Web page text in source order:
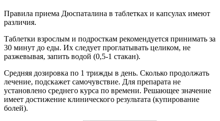
Правила приема Дюспаталина в таблетках и капсулах имеют
различия.
Таблетки взрослым и подросткам рекомендуется принимать за
30 минут до еды. Их следует проглатывать целиком, не
разжевывая, запить водой (0,5-1 стакан).
Средняя дозировка по 1 трижды в день. Сколько продолжать
лечение, подскажет самочувствие. Для препарата не
установлено среднего курса по времени. Решающее значение
имеет достижение клинического результата (купирование
болей).